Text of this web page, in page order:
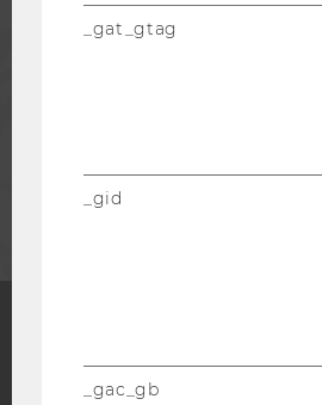
PRESSE
UNTERNEHMEN
Facebook
_gat_gtag
_gid
_gac_gb